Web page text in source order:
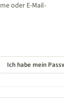
oder E-Mail-